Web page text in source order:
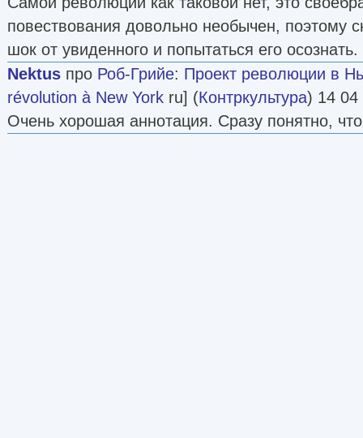
коллекции дал выдающийся отечественный
Константинович Мамардашвили, многие идеи
тип практиковав-шегося им философского
стра¬тегии отбора и подготовки книг,
составе серии „Философия по краям".
Редакционный совет
повествования довольно необычен, поэтому
шок от увиденного и попытаться его осознать.
Nektus про Роб-Грийе: Проект революции в
révolution à New York ru] (Контркультура) 14 04
Очень хорошая аннотация. Сразу понятно, что